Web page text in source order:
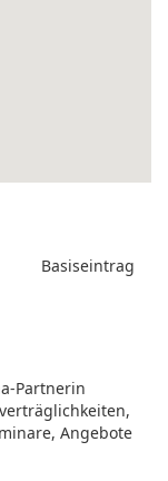
Basiseintrag
Partnerin
Angebote